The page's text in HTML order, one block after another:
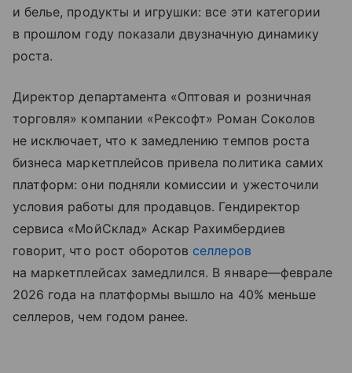
и белье, продукты и игрушки: все эти категории
в прошлом году показали двузначную динамику
роста.
Директор департамента «Оптовая и розничная
торговля» компании «Рексофт» Роман Соколов
не исключает, что к замедлению темпов роста
бизнеса маркетплейсов привела политика самих
платформ: они подняли комиссии и ужесточили
условия работы для продавцов. Гендиректор
сервиса «МойСклад» Аскар Рахимбердиев
говорит, что рост оборотов селлеров
на маркетплейсах замедлился. В январе—феврале
2026 года на платформы вышло на 40% меньше
селлеров, чем годом ранее.